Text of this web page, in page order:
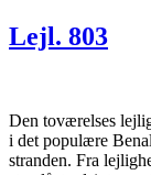
Lejl. 803
Den toværelses
i det populære
stranden. Fra